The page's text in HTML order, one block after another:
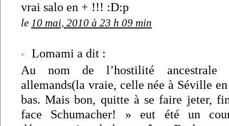
vrai salo en + !!! :D:p
le 10 mai, 2010 à 23 h 09 min
Lomami a dit :
Au nom de l’hostilité ancestrale
allemands(la vraie, celle née à Séville
bas. Mais bon, quitte à se faire jeter,
face Schumacher! » eut été un